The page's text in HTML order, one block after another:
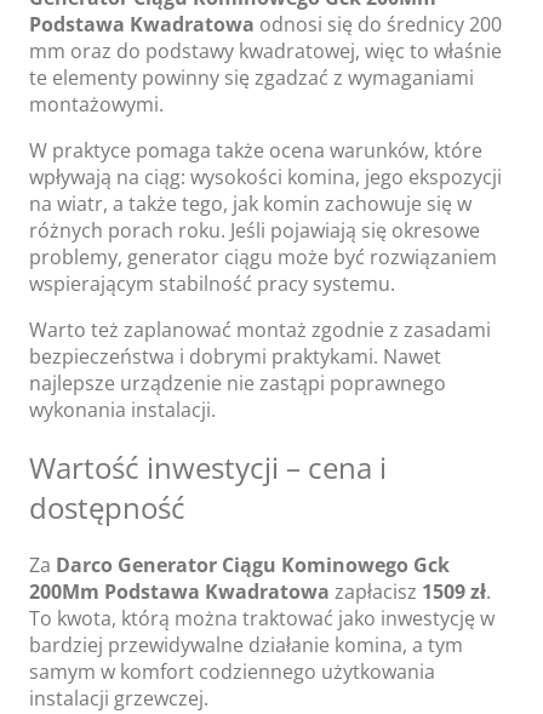
Podstawa Kwadratowa odnosi się do średnicy 200
mm oraz do podstawy kwadratowej, więc to właśnie
te elementy powinny się zgadzać z wymaganiami
montażowymi.
W praktyce pomaga także ocena warunków, które
wpływają na ciąg: wysokości komina, jego ekspozycji
na wiatr, a także tego, jak komin zachowuje się w
różnych porach roku. Jeśli pojawiają się okresowe
problemy, generator ciągu może być rozwiązaniem
wspierającym stabilność pracy systemu.
Warto też zaplanować montaż zgodnie z zasadami
bezpieczeństwa i dobrymi praktykami. Nawet
najlepsze urządzenie nie zastąpi poprawnego
wykonania instalacji.
Wartość inwestycji – cena i
dostępność
Za Darco Generator Ciągu Kominowego Gck
200Mm Podstawa Kwadratowa zapłacisz 1509 zł.
To kwota, którą można traktować jako inwestycję w
bardziej przewidywalne działanie komina, a tym
samym w komfort codziennego użytkowania
instalacji grzewczej.